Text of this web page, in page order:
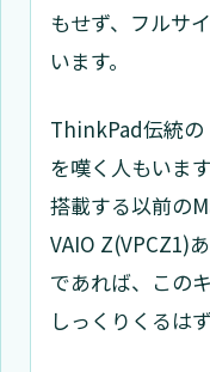
もせず、フルサ
います。
ThinkPad伝統の
を嘆く人もいま
搭載する以前の
VAIO Z(VPCZ1)
であれば、この
しっくりくるはず